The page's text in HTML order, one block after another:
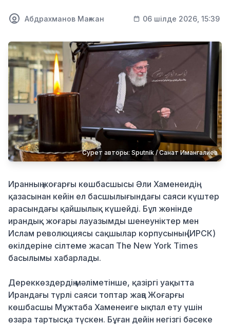
Қоғам
Білім және Ғылым
Спорт
Ауа райы
Денсаулық
Бизнес
Қылмыс
Абдрахманов Мағжан 06 шілде 2026, 15:39
Сурет авторы: Sputnik / Санат Имангалиев
Иранның жоғарғы көшбасшысы Әли Хаменеидің
қазасынан кейін ел басшылығындағы саяси күштер
арасындағы қайшылық күшейді. Бұл жөнінде
ирандық жоғары лауазымды шенеуніктер мен
Ислам революциясы сақшылар корпусының (ИРСК)
өкілдеріне сілтеме жасап The New York Times
басылымы хабарлады.
Дереккөздердің мәліметінше, қазіргі уақытта
Ирандағы түрлі саяси топтар жаңа Жоғарғы
көшбасшы Мұжтаба Хаменеиге ықпал ету үшін
өзара тартысқа түскен. Бұған дейін негізгі бәсеке